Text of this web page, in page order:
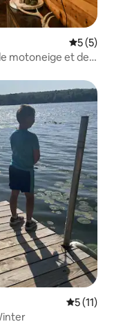
5 (5)
motoneige et de
5 (11)